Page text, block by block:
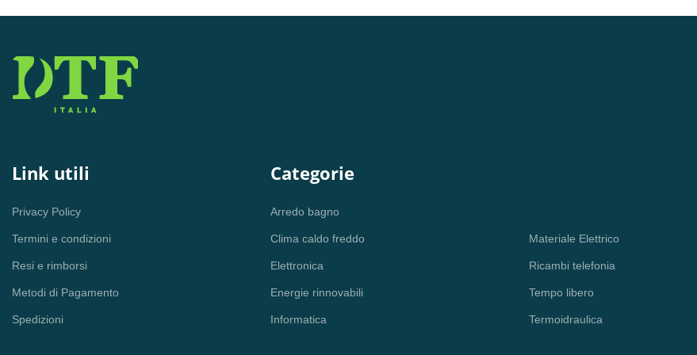
Link utili
Privacy Policy
Termini e condizioni
Resi e rimborsi
Metodi di Pagamento
Spedizioni
Categorie
Arredo bagno
Clima caldo freddo
Elettronica
Energie rinnovabili
Informatica
Materiale Elettrico
Ricambi telefonia
Tempo libero
Termoidraulica